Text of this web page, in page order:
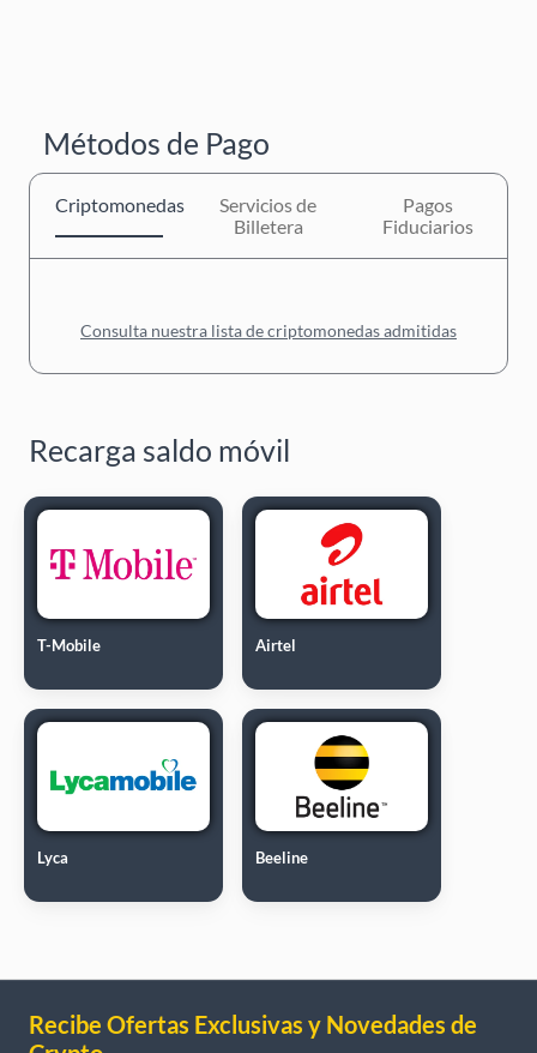
Métodos de Pago
Criptomonedas
Servicios de
Billetera
Pagos
Fiduciarios
Consulta nuestra lista de criptomonedas admitidas
Recarga saldo móvil
T-Mobile Airtel
Lyca Beeline
Recibe Ofertas Exclusivas y Novedades de